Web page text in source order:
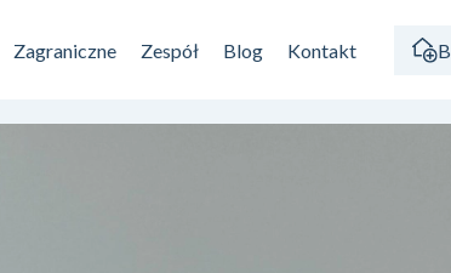
Zagraniczne Zespół Blog Kontakt